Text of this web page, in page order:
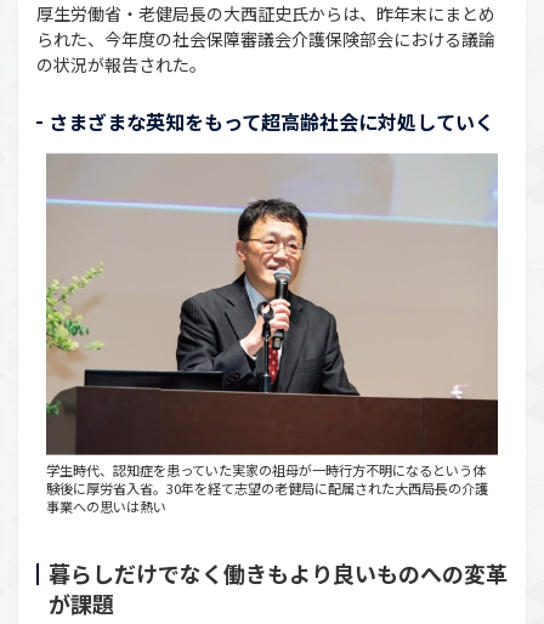
厚生労働省・老健局長の大西証史氏からは、昨年末にまとめ
られた、今年度の社会保障審議会介護保険部会における議論
の状況が報告された。
さまざまな英知をもって超高齢社会に対処していく
学生時代、認知症を患っていた実家の祖母が一時行方不明になるという体
験後に厚労省入省。30年を経て志望の老健局に配属された大西局長の介護
事業への思いは熱い
暮らしだけでなく働きもより良いものへの変革
が課題